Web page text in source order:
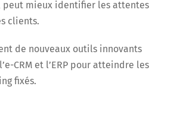
peut mieux identifier les attentes
clients.
de nouveaux outils innovants
CRM et l’ERP pour atteindre les
fixés.